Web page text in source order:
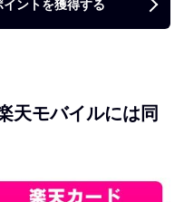
ントを獲得する
天モバイルには同